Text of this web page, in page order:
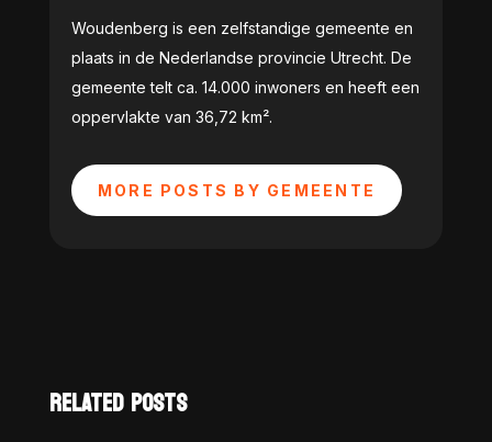
Woudenberg is een zelfstandige gemeente en
plaats in de Nederlandse provincie Utrecht. De
gemeente telt ca. 14.000 inwoners en heeft een
oppervlakte van 36,72 km².
MORE POSTS BY GEMEENTE
RELATED POSTS